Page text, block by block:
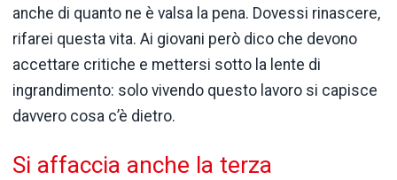
anche di quanto ne è valsa la pena. Dovessi rinascere,
rifarei questa vita. Ai giovani però dico che devono
accettare critiche e mettersi sotto la lente di
ingrandimento: solo vivendo questo lavoro si capisce
davvero cosa c’è dietro.
Si affaccia anche la terza